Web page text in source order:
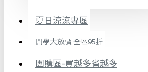
夏日涼涼專區
開學大放價 全區95折
團購區-買越多省越多